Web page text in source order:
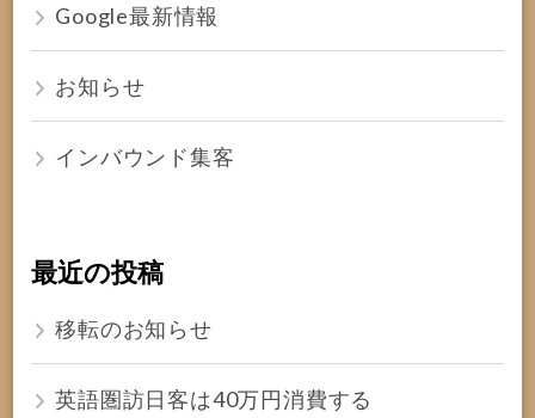
Google最新情報
お知らせ
インバウンド集客
最近の投稿
移転のお知らせ
英語圏訪日客は40万円消費する